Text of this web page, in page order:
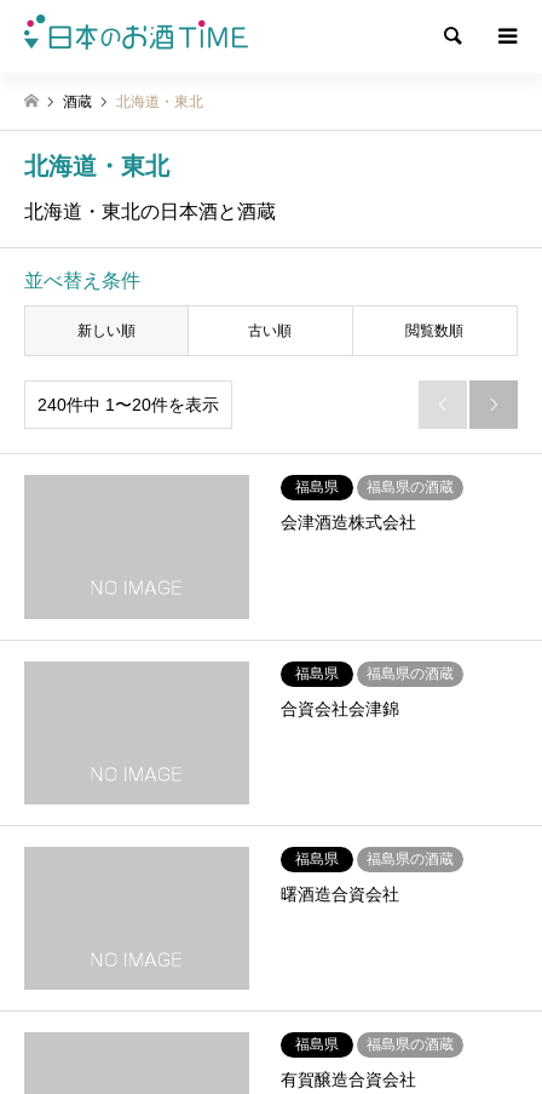
検索
酒蔵 北海道・東北
北海道・東北
北海道・東北の日本酒と酒蔵
並べ替え条件
新しい順 古い順 閲覧数順
240件中 1〜20件を表示  
福島県 福島県の酒蔵
会津酒造株式会社
福島県 福島県の酒蔵
合資会社会津錦
福島県 福島県の酒蔵
曙酒造合資会社
福島県 福島県の酒蔵
有賀醸造合資会社